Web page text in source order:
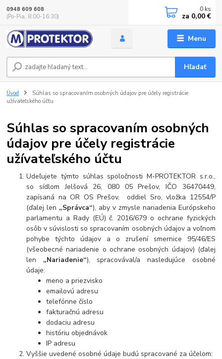
Menu
Hľadať
0948 609 608
(Po-Pia, 8:00-16:30)
0 ks
za 0,00 €
Úvod
Súhlas so spracovaním osobných údajov pre účely registrácie
užívateľského účtu
Súhlas so spracovaním osobných
údajov pre účely registrácie
užívateľského účtu
Udeľujete týmto súhlas spoločnosti M-PROTEKTOR s.r.o.,
so sídlom Jelšová 26, 080 05 Prešov, IČO 36470449,
zapísaná na OR OS Prešov, oddiel Sro, vložka 12554/P
(ďalej len „Správca“), aby v zmysle nariadenia Európskeho
parlamentu a Rady (EÚ) č. 2016/679 o ochrane fyzických
osôb v súvislosti so spracovaním osobných údajov a voľnom
pohybe týchto údajov a o zrušení smernice 95/46/ES
(všeobecné nariadenie o ochrane osobných údajov) (ďalej
len „Nariadenie“), spracovával/a nasledujúce osobné
údaje:
meno a priezvisko
emailovú adresu
telefónne číslo
fakturačnú adresu
dodaciu adresu
históriu objednávok
IP adresu
Vyššie uvedené osobné údaje budú spracované za účelom: